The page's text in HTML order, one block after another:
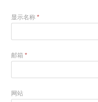
显示名称*
邮箱*
网站